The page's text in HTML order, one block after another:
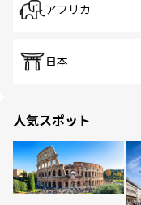
アフリカ
日本
人気スポット